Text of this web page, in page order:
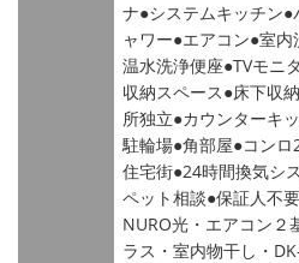
ナ システムキッチン
ャワー エアコン 室内
温水洗浄便座 TVモニ
収納スペース 床下収納
所独立 カウンターキ
駐輪場 角部屋 コン
住宅街 24時間換気シ
ペット相談 保証人不要
NURO光・エアコン２
ラス・室内物干し・